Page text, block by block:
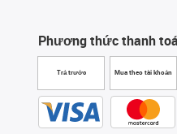
Phương thức thanh
Trả trước Mua theo tài khoản